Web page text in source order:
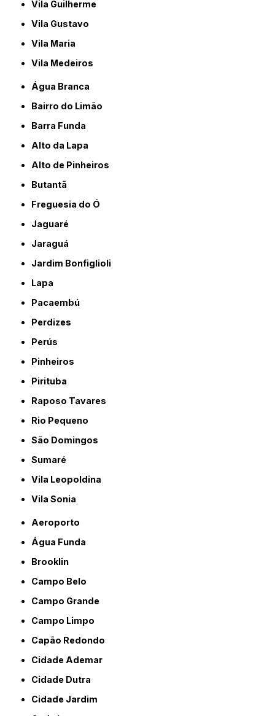
Vila Guilherme
Vila Gustavo
Vila Maria
Vila Medeiros
Água Branca
Bairro do Limão
Barra Funda
Alto da Lapa
Alto de Pinheiros
Butantã
Freguesia do Ó
Jaguaré
Jaraguá
Jardim Bonfiglioli
Lapa
Pacaembú
Perdizes
Perús
Pinheiros
Pirituba
Raposo Tavares
Rio Pequeno
São Domingos
Sumaré
Vila Leopoldina
Vila Sonia
Aeroporto
Água Funda
Brooklin
Campo Belo
Campo Grande
Campo Limpo
Capão Redondo
Cidade Ademar
Cidade Dutra
Cidade Jardim